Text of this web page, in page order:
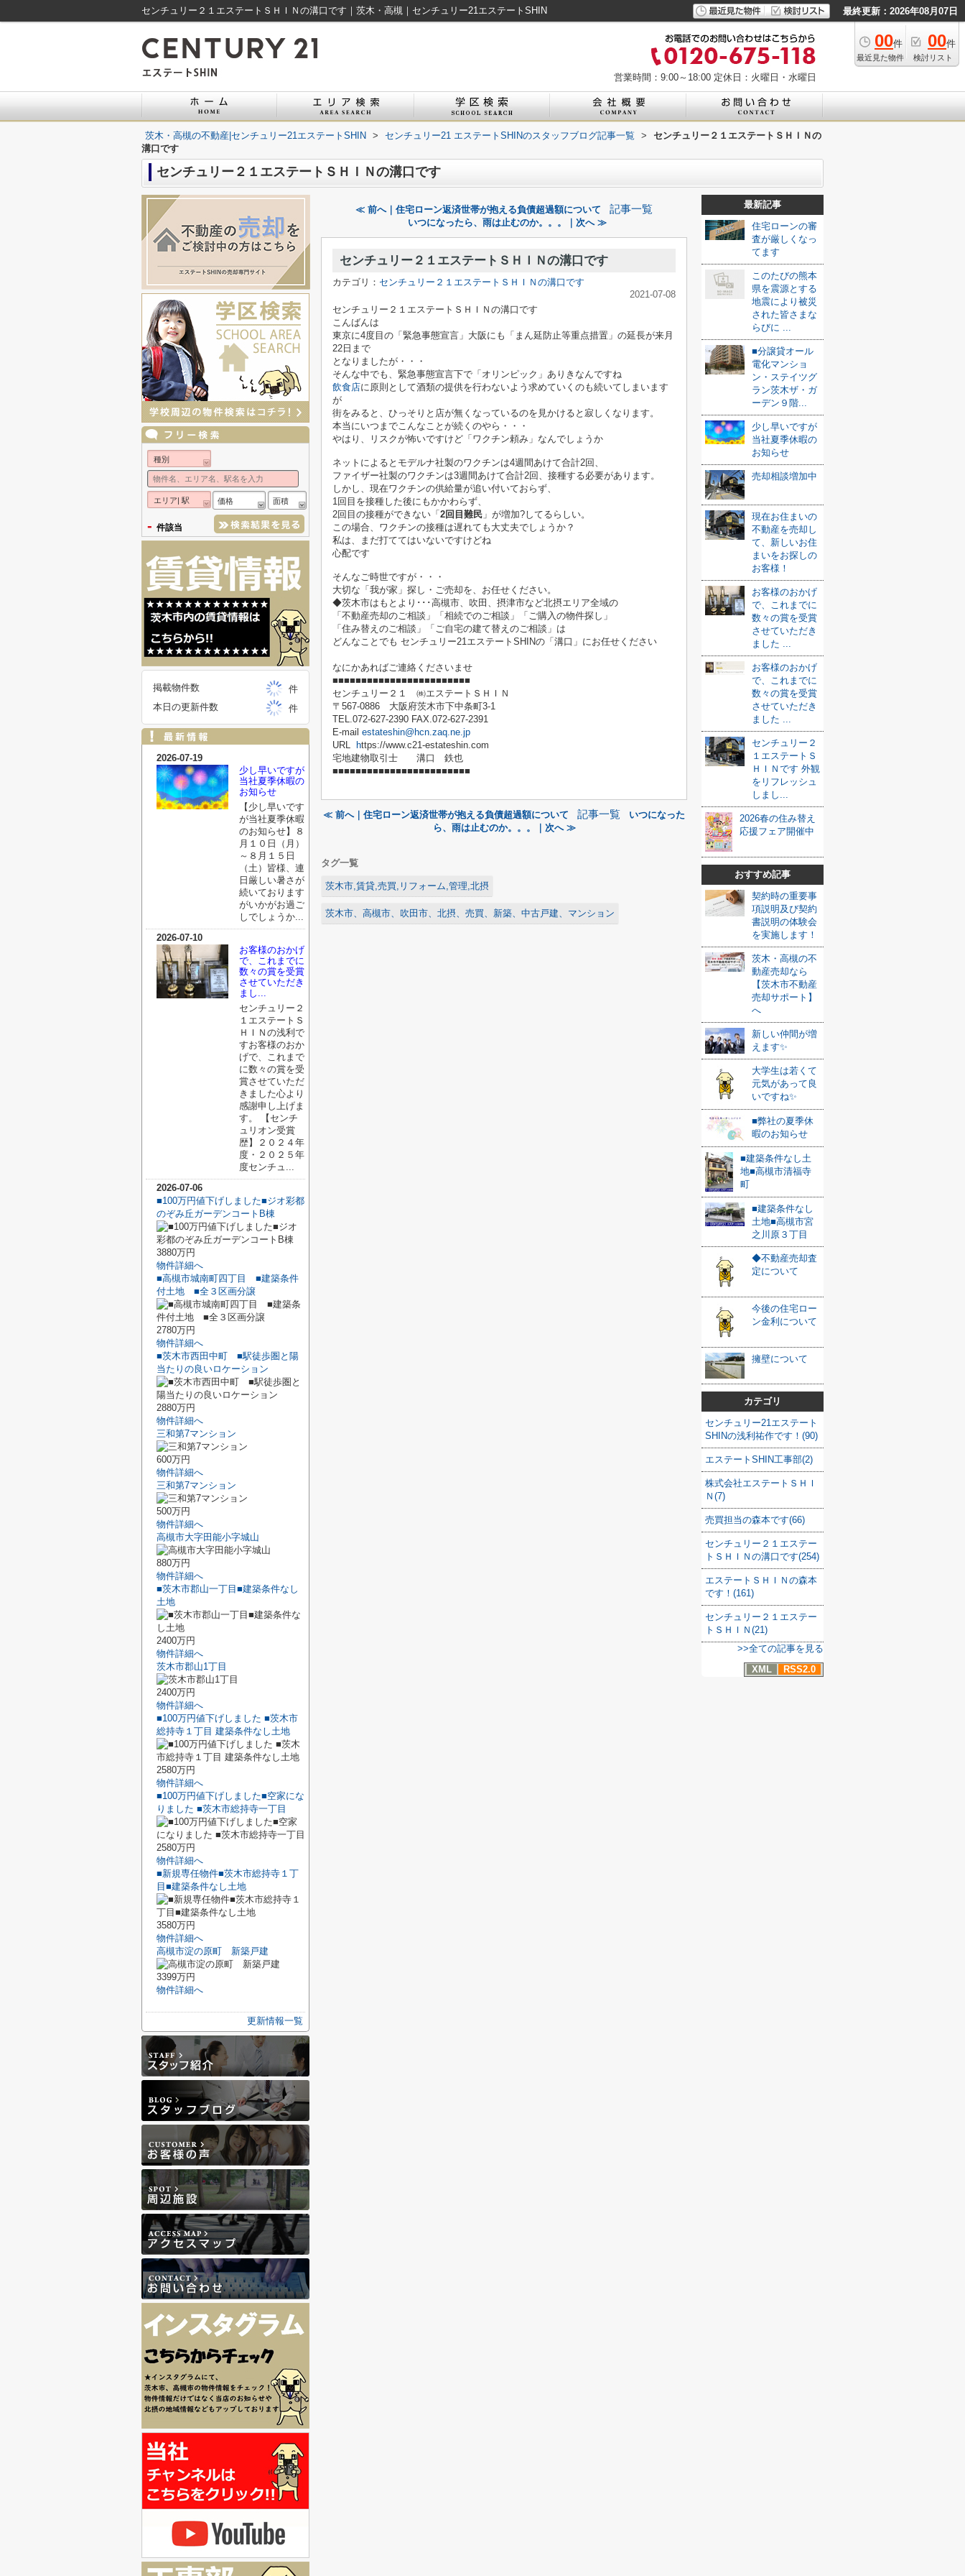
センチュリー２１エステートＳＨＩＮの溝口です｜茨木・高槻｜センチュリー21エステートSHIN 最終更新：2026年08月07日
00件
最近見た物件
00件
検討リスト
営業時間：9:00～18:00 定休日：火曜日・水曜日
茨木・高槻の不動産|センチュリー21エステートSHIN > センチュリー21 エステートSHINのスタッフブログ記事一覧 >
センチュリー２１エステートＳＨＩＮの
溝口です
センチュリー２１エステートＳＨＩＮの溝口です
≪ 前へ｜住宅ローン返済世帯が抱える負債超過額について 記事一覧
いつになったら、雨は止むのか。。。｜次へ ≫
センチュリー２１エステートＳＨＩＮの溝口です
カテゴリ： センチュリー２１エステートＳＨＩＮの溝口です
2021-07-08
センチュリー２１エステートＳＨＩＮの溝口です
こんばんは
東京に4度目の「緊急事態宣言」大阪にも「 まん延防止等重点措置」の延長が来月
22日まで
となりましたが・・・
そんな中でも、 緊急事態宣言下で 「オリンピック」ありきなんですね
飲食店に原則として酒類の提供を行わないよう求めていくのも続いてしまいます
が
街をみると、ひっそりと店が無くなっているのを見かけると寂しくなります。
本当にいつまでこんなことが続くのやら・・・
やはり、リスクが怖いですけど「ワクチン頼み」なんでしょうか
ネットによると モデルナ社製のワクチンは4週間あけて合計2回、
ファイザー社製のワクチンは3週間あけて合計2回、接種する必要があります。
しかし、現在ワクチンの供給量が追い付いておらず、
1回目を接種した後にもかかわらず、
2回目の接種ができない「 2回目難民 」が増加?してるらしい。
この場合、ワクチンの接種は遅れても大丈夫でしょうか？
私は、まだ打ててはいないですけどね
心配です
そんなご時世ですが・・・
大切な「我が家」探し・ご売却を、お任せください。
◆茨木市はもとより･･･高槻市、吹田、摂津市など北摂エリア全域の
「不動産売却のご相談」「相続でのご相談」「ご購入の物件探し」
「住み替えのご相談」「ご自宅の建て替えのご相談」は
どんなことでも センチュリー21エステート SHINの「溝口」にお任せください
なにかあればご連絡くださいませ
■■■■■■■■■■■■■■■■■■■■■■■■
センチュリー２１ ㈱エステートＳＨＩＮ
〒567-0886 大阪府茨木市下中条町3-1
TEL.072-627-2390 FAX.072-627-2391
E-mail estateshin@hcn.zaq.ne.jp
URL
https://www.c21-estateshin.com
宅地建物取引士 溝口 鉄也
■■■■■■■■■■■■■■■■■■■■■■■■
≪ 前へ｜住宅ローン返済世帯が抱える負債超過額について 記事一覧
いつになった
ら、雨は止むのか。。。｜次へ ≫
タグ一覧
茨木市,賃貸,売買,リフォーム,管理,北摂
茨木市、高槻市、吹田市、北摂、売買、新築、中古戸建、マンション
最新記事
住宅ローンの審
査が厳しくなっ
てます
このたびの熊本
県を震源とする
地震により被災
された皆さまな
らびに ...
■分譲貸オール
電化マンショ
ン・ステイツグ
ラン茨木ザ・ガ
ーデン９階...
少し早いですが
当社夏季休暇の
お知らせ
売却相談増加中
現在お住まいの
不動産を売却し
て、新しいお住
まいをお探しの
お客様！
お客様のおかげ
で、これまでに
数々の賞を受賞
させていただき
ました ...
お客様のおかげ
で、これまでに
数々の賞を受賞
させていただき
ました ...
センチュリー２
１エステートＳ
ＨＩＮです 外観
をリフレッシュ
しまし...
2026春の住み替え
応援フェア開催中
おすすめ記事
契約時の重要事
項説明及び契約
書説明の体験会
を実施します！
茨木・高槻の不
動産売却なら
【茨木市不動産
売却サポート】
へ
新しい仲間が増
えます✨
大学生は若くて
元気があって良
いですね✨
■弊社の夏季休
暇のお知らせ
■建築条件なし土
地■高槻市清福寺
町
■建築条件なし
土地■高槻市宮
之川原３丁目
◆不動産売却査
定について
今後の住宅ロー
ン金利について
擁壁について
カテゴリ
センチュリー21エステート
SHINの浅利祐作です！(90)
エステートSHIN工事部(2)
株式会社エステートＳＨＩ
Ｎ(7)
売買担当の森本です(66)
センチュリー２１エステー
トＳＨＩＮの溝口です(254)
エステートＳＨＩＮの森本
です！(161)
センチュリー２１エステー
トＳＨＩＮ(21)
>>全ての記事を見る
XML
RSS2.0
種別
エリア| 駅 価格 面積
- 件該当
掲載物件数
件
本日の更新件数
件
2026-07-19
少し早いですが
当社夏季休暇の
お知らせ
【少し早いです
が当社夏季休暇
のお知らせ】８
月１０日（月）
～８月１５日
（土）皆様、連
日厳しい暑さが
続いております
がいかがお過ご
しでしょうか...
2026-07-10
お客様のおかげ
で、これまでに
数々の賞を受賞
させていただき
まし...
センチュリー２
１エステートＳ
ＨＩＮの浅利で
すお客様のおか
げで、これまで
に数々の賞を受
賞させていただ
きました心より
感謝申し上げま
す。 【センチ
ュリオン受賞
歴】２０２４年
度・２０２５年
度センチュ...
2026-07-06
■100万円値下げしました■ジオ彩都
のぞみ丘ガーデンコートB棟
3880万円
物件詳細へ
■高槻市城南町四丁目 ■建築条件
付土地 ■全３区画分譲
2780万円
物件詳細へ
■茨木市西田中町 ■駅徒歩圏と陽
当たりの良いロケーション
2880万円
物件詳細へ
三和第7マンション
600万円
物件詳細へ
三和第7マンション
500万円
物件詳細へ
高槻市大字田能小字城山
880万円
物件詳細へ
■茨木市郡山一丁目■建築条件なし
土地
2400万円
物件詳細へ
茨木市郡山1丁目
2400万円
物件詳細へ
■100万円値下げしました ■茨木市
総持寺１丁目 建築条件なし土地
2580万円
物件詳細へ
■100万円値下げしました■空家にな
りました ■茨木市総持寺一丁目
2580万円
物件詳細へ
■新規専任物件■茨木市総持寺１丁
目■建築条件なし土地
3580万円
物件詳細へ
高槻市淀の原町 新築戸建
3399万円
物件詳細へ
更新情報一覧